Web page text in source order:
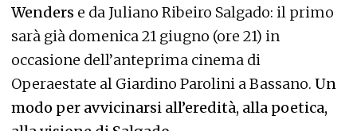
Wenders e da Juliano Ribeiro Salgado: il primo
sarà già domenica 21 giugno (ore 21) in
occasione dell’anteprima cinema di
Operaestate al Giardino Parolini a Bassano. Un
modo per avvicinarsi all’eredità, alla poetica,